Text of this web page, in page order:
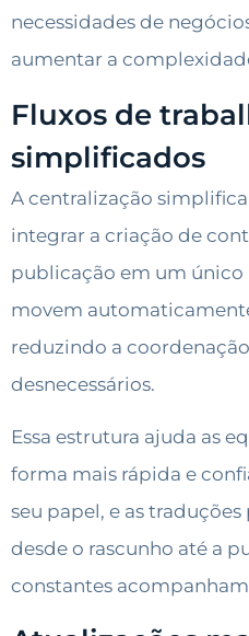
necessidades de
aumentar a
Fluxos de
simplificados
A centralização
integrar a criação de
publicação em um único
movem
reduzindo a
desnecessários.
Essa estrutura ajuda as
forma mais rápida e
seu papel, e as
desde o rascunho até a
constantes